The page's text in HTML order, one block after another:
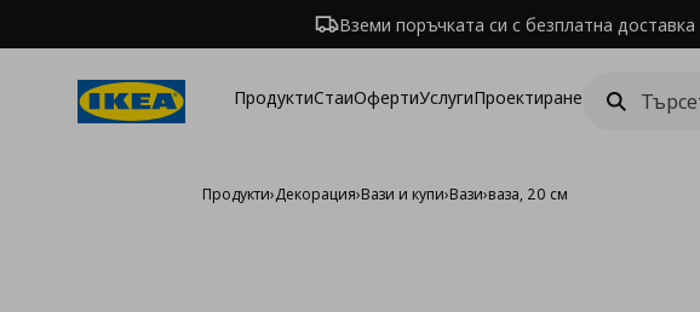
Вземи поръчката си с безплатна
ПродуктиСтаиОфертиУслугиПроектиране
Продукти›Декорация›Вази и купи›Вази›ваза, 20 см